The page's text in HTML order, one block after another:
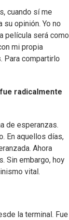
cuando sí me
su opinión. Yo no
película será como
mi propia
Para compartirlo
radicalmente
de esperanzas.
En aquellos días,
Ahora
Sin embargo, hoy
vital.
la terminal. Fue